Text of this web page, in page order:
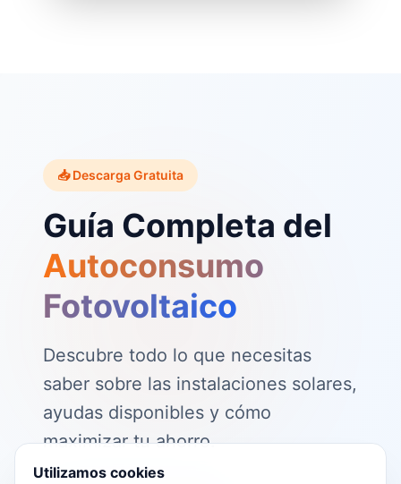
📥 Descarga Gratuita
Guía Completa del
Autoconsumo
Fotovoltaico
Descubre todo lo que necesitas
saber sobre las instalaciones solares,
ayudas disponibles y cómo
maximizar tu ahorro.
Utilizamos cookies